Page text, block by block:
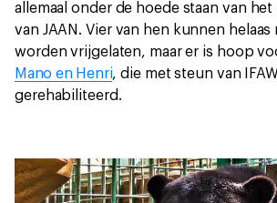
allemaal onder de hoede staan van
van JAAN. Vier van hen kunnen
worden vrijgelaten, maar er is hoop
Mano en Henri, die met steun van
gerehabiliteerd.